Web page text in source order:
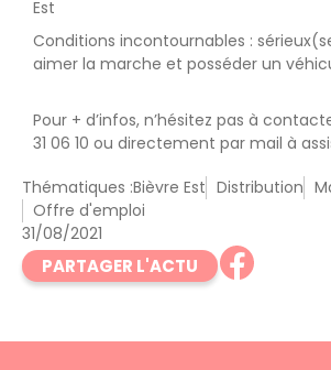
Est
Conditions incontournables :
aimer la marche et posséder un
Pour + d’infos, n’hésitez pas à
31 06 10 ou directement par mail à
Thématiques :Bièvre Est Distribution
Offre d'emploi
31/08/2021
PARTAGER L'ACTU